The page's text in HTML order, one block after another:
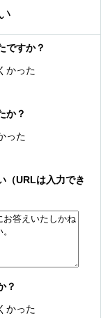
ですか？
かった
か？
った
（URLは入力でき
？
かった